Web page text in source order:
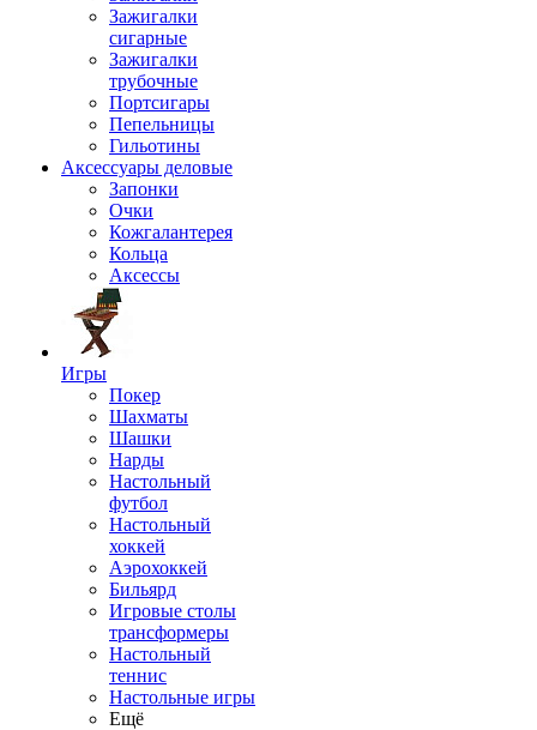
Зажигалки
сигарные
Зажигалки
трубочные
Портсигары
Пепельницы
Гильотины
Аксессуары деловые
Запонки
Очки
Кожгалантерея
Кольца
Аксессы
Игры
Покер
Шахматы
Шашки
Нарды
Настольный
футбол
Настольный
хоккей
Аэрохоккей
Бильярд
Игровые столы
трансформеры
Настольный
теннис
Настольные игры
Ещё